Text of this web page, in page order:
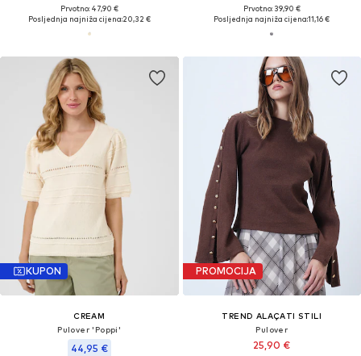
Prvotno: 47,90 €
Posljednja najniža cijena:20,32 €
Prvotno: 39,90 €
Posljednja najniža cijena:11,16 €
KUPON
CREAM
Pulover 'Poppi'
44,95 €
PROMOCIJA
TREND ALAÇATI STILI
Pulover
25,90 €